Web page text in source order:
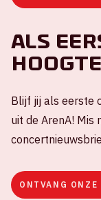
Als
Blijf jij als eerste
uit de ArenA! Mis
ONTVANG